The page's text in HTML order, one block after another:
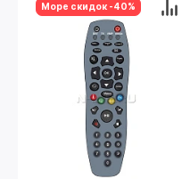
Море скидок -40%